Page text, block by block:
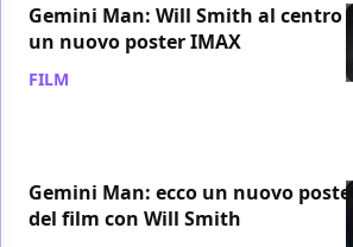
Gemini Man: Will Smith al centro di
un nuovo poster IMAX
FILM
Gemini Man: ecco un nuovo poster
del film con Will Smith